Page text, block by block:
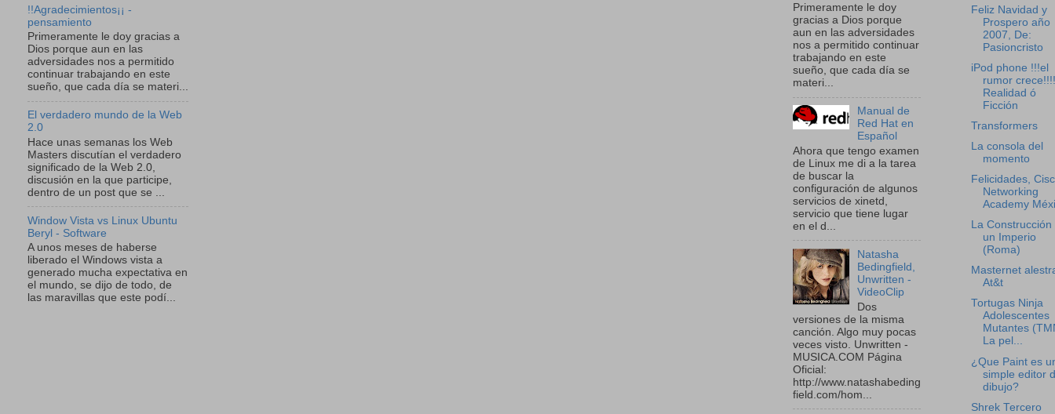
!!Agradecimientos¡¡ -
pensamiento
Primeramente le doy gracias a
Dios porque aun en las
adversidades nos a permitido
continuar trabajando en este
sueño, que cada día se materi...
El verdadero mundo de la Web
2.0
Hace unas semanas los Web
Masters discutían el verdadero
significado de la Web 2.0,
discusión en la que participe,
dentro de un post que se ...
Window Vista vs Linux Ubuntu
Beryl - Software
A unos meses de haberse
liberado el Windows vista a
generado mucha expectativa en
el mundo, se dijo de todo, de
las maravillas que este podí...
Primeramente le doy
gracias a Dios porque
aun en las adversidades
nos a permitido continuar
trabajando en este
sueño, que cada día se
materi...
Manual de
Red Hat en
Español
Ahora que tengo examen
de Linux me di a la tarea
de buscar la
configuración de algunos
servicios de xinetd,
servicio que tiene lugar
en el d...
Natasha
Bedingfield,
Unwritten -
VideoClip
Dos
versiones de la misma
canción. Algo muy pocas
veces visto. Unwritten -
MUSICA.COM Página
Oficial:
http://www.natashabeding
field.com/hom...
Feliz Navidad y
Prospero año
2007, De:
Pasioncristo
iPod phone !!!el
rumor
Realidad ó
Ficción
Transformers
La consola del
momento
Felicidades,
Networking
Academy
La Construcción
un Imperio
(Roma)
Masternet
At&t
Tortugas Ninja
Adolescentes
Mutantes
La pel...
¿Que Paint es
simple editor
dibujo?
Shrek Tercero